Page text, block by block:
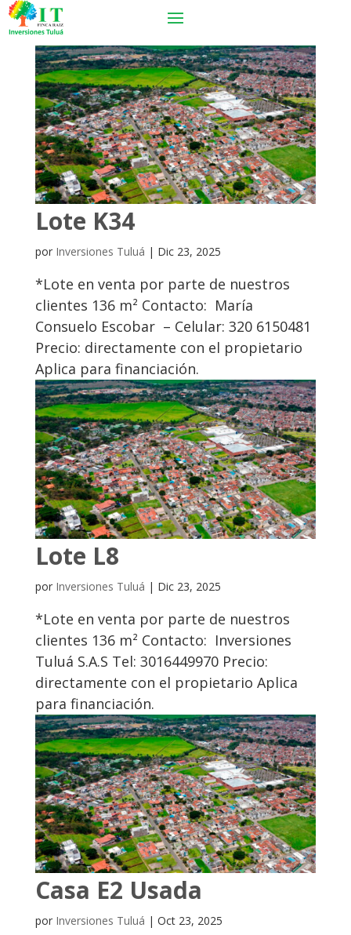
Lote K34
por Inversiones Tuluá | Dic 23, 2025
*Lote en venta por parte de nuestros
clientes 136 m² Contacto: María
Consuelo Escobar – Celular: 320 6150481
Precio: directamente con el propietario
Aplica para financiación.
Lote L8
por Inversiones Tuluá | Dic 23, 2025
*Lote en venta por parte de nuestros
clientes 136 m² Contacto: Inversiones
Tuluá S.A.S Tel: 3016449970 Precio:
directamente con el propietario Aplica
para financiación.
Casa E2 Usada
por Inversiones Tuluá | Oct 23, 2025